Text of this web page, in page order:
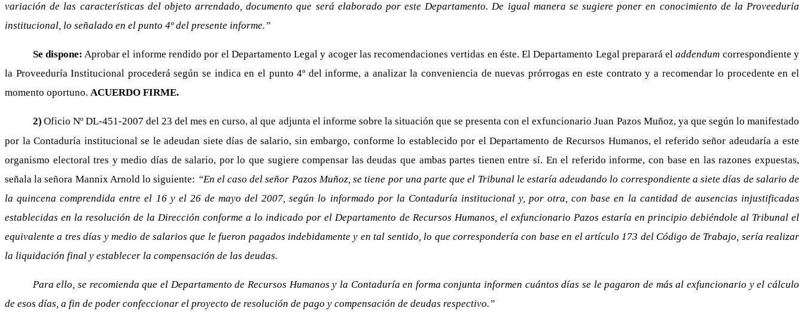
variación de las características del objeto arrendado, documento que será elaborado por este Departamento. De igual manera se sugiere poner en conocimiento de la Proveeduría
institucional, lo señalado en el punto 4º del presente informe.”
Se dispone: Aprobar el informe rendido por el Departamento Legal y acoger las recomendaciones vertidas en éste. El Departamento Legal preparará eladdendum correspondiente y
la Proveeduría Institucional procederá según se indica en el punto 4º del informe, a analizar la conveniencia de nuevas prórrogas en este contrato y a recomendar lo procedente en el
momento oportuno. ACUERDO FIRME.
2) Oficio Nº DL-451-2007 del 23 del mes en curso, al que adjunta el informe sobre la situación que se presenta con el exfuncionario Juan Pazos Muñoz, ya que según lo manifestado
por la Contaduría institucional se le adeudan siete días de salario, sin embargo, conforme lo establecido por el Departamento de Recursos Humanos, el referido señor adeudaría a este
organismo electoral tres y medio días de salario, por lo que sugiere compensar las deudas que ambas partes tienen entre sí. En el referido informe, con base en las razones expuestas,
señala la señora Mannix Arnold lo siguiente: “En el caso del señor Pazos Muñoz, se tiene por una parte que el Tribunal le estaría adeudando lo correspondiente a siete días de salario de
la quincena comprendida entre el 16 y el 26 de mayo del 2007, según lo informado por la Contaduría institucional y, por otra, con base en la cantidad de ausencias injustificadas
establecidas en la resolución de la Dirección conforme a lo indicado por el Departamento de Recursos Humanos, el exfuncionario Pazos estaría en principio debiéndole al Tribunal el
equivalente a tres días y medio de salarios que le fueron pagados indebidamente y en tal sentido, lo que correspondería con base en el artículo 173 del Código de Trabajo, sería realizar
la liquidación final y establecer la compensación de las deudas.
Para ello, se recomienda que el Departamento de Recursos Humanos y la Contaduría en forma conjunta informen cuántos días se le pagaron de más al exfuncionario y el cálculo
de esos días, a fin de poder confeccionar el proyecto de resolución de pago y compensación de deudas respectivo.”